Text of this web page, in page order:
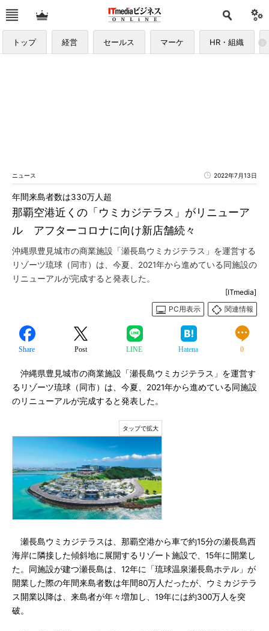
トップ 経営 セールス マーケ HR・組織
ニュース 2022年7月13日
那覇空港近くの「ウミカジテラス」がリニューア
ル アフターコロナに向け新店舗続々
年間来島者数は330万人超
沖縄県豊見城市の商業施設「瀬長島ウミカジテラス」を運営する
リゾーツ琉球（同市）は、今夏、2021年から進めている同施設の
リニューアルが完成すると発表した。
[ITmedia]
PC用表示
関連情報
Share Post LINE Hatena 0
沖縄県豊見城市の商業施設「瀬長島ウミカジテラス」を運営す
るリゾーツ琉球（同市）は、今夏、2021年から進めている同施設
のリニューアルが完成すると発表した。
瀬長島ウミカジテラスは、那覇空港から車で約15分の瀬長島西
海岸に隣接した傾斜地に展開するリゾート施設で、15年に開業し
た。同施設が建つ瀬長島は、12年に「琉球温泉瀬長島ホテル」が
開業した際の年間来島者数は年間80万人だったが、ウミカジテラ
ス開業以降は、来島者が年々増加し、19年には約300万人を突
破。